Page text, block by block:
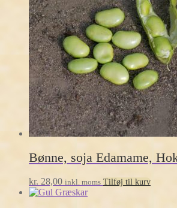
Bønne, soja Edamame,
kr. 28,00 inkl. moms Tilføj til kurv